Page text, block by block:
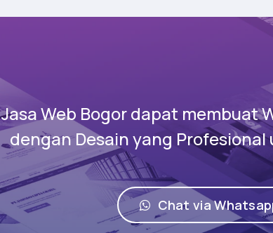
Jasa Web Bogor dapat membuat
dengan Desain yang Profesional
Chat via